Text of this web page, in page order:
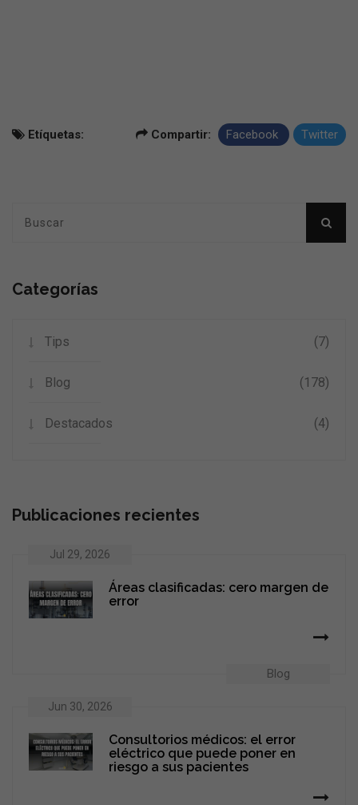
Etíquetas: Compartir: Facebook Twitter
Categorías
Tips (7)
Blog (178)
Destacados (4)
Publicaciones recientes
Jul 29, 2026
Blog
Áreas clasificadas: cero margen de
error
Jun 30, 2026
Consultorios médicos: el error
eléctrico que puede poner en
riesgo a sus pacientes